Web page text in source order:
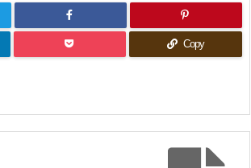
Copy